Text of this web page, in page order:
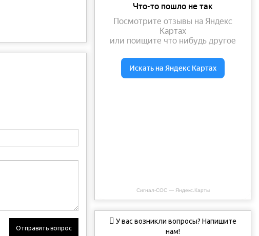
Отправить вопрос
Сигнал-СОС — Яндекс.Карты
У вас возникли вопросы? Напишите
нам!